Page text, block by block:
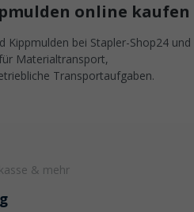
online kaufen
Kippmulden bei Stapler-Shop24 und
Materialtransport,
Transportaufgaben.
& mehr